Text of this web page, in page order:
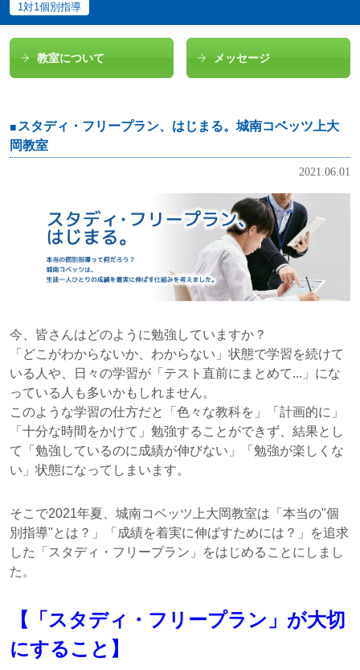
1対1個別指導
教室について メッセージ
スタディ・フリープラン、はじまる。城南コベッツ上大
岡教室
2021.06.01
今、皆さんはどのように勉強していますか？
「どこがわからないか、わからない」状態で学習を続けて
いる人や、日々の学習が「テスト直前にまとめて...」にな
っている人も多いかもしれません。
このような学習の仕方だと「色々な教科を」「計画的に」
「十分な時間をかけて」勉強することができず、結果とし
て「勉強しているのに成績が伸びない」「勉強が楽しくな
い」状態になってしまいます。
そこで2021年夏、城南コベッツ上大岡教室は「本当の"個
別指導"とは？」「成績を着実に伸ばすためには？」を追求
した「スタディ・フリープラン」をはじめることにしまし
た。
【「スタディ・フリープラン」が大切
にすること】